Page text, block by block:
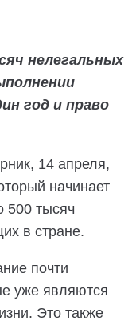
нелегальных
год и право
14 апреля,
начинает
500 тысяч
в стране.
почти
уже являются
Это также